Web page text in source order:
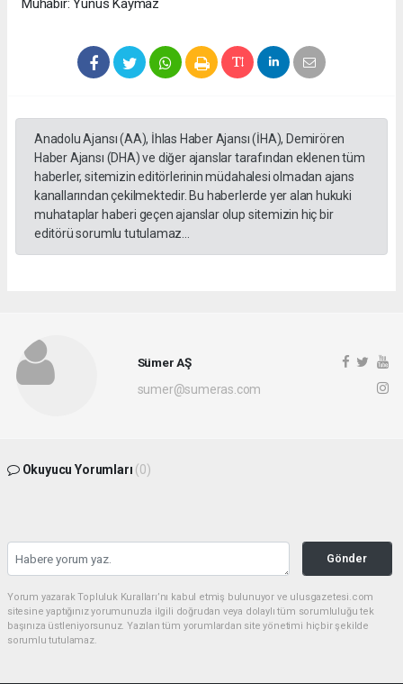
Muhabir: Yunus Kaymaz
Anadolu Ajansı (AA), İhlas Haber Ajansı (İHA), Demirören
Haber Ajansı (DHA) ve diğer ajanslar tarafından eklenen tüm
haberler, sitemizin editörlerinin müdahalesi olmadan ajans
kanallarından çekilmektedir. Bu haberlerde yer alan hukuki
muhataplar haberi geçen ajanslar olup sitemizin hiç bir
editörü sorumlu tutulamaz...
Sümer AŞ
sumer@sumeras.com
Okuyucu Yorumları (0)
Gönder
Yorum yazarak Topluluk Kuralları’nı kabul etmiş bulunuyor ve ulusgazetesi.com
sitesine yaptığınız yorumunuzla ilgili doğrudan veya dolaylı tüm sorumluluğu tek
başınıza üstleniyorsunuz. Yazılan tüm yorumlardan site yönetimi hiçbir şekilde
sorumlu tutulamaz.